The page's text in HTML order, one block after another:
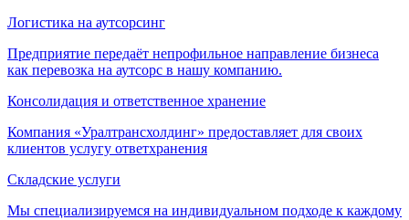
Логистика на аутсорсинг
Предприятие передаёт непрофильное направление бизнеса
как перевозка на аутсорс в нашу компанию.
Консолидация и ответственное хранение
Компания «Уралтрансхолдинг» предоставляет для своих
клиентов услугу ответхранения
Складские услуги
Мы специализируемся на индивидуальном подходе к каждому